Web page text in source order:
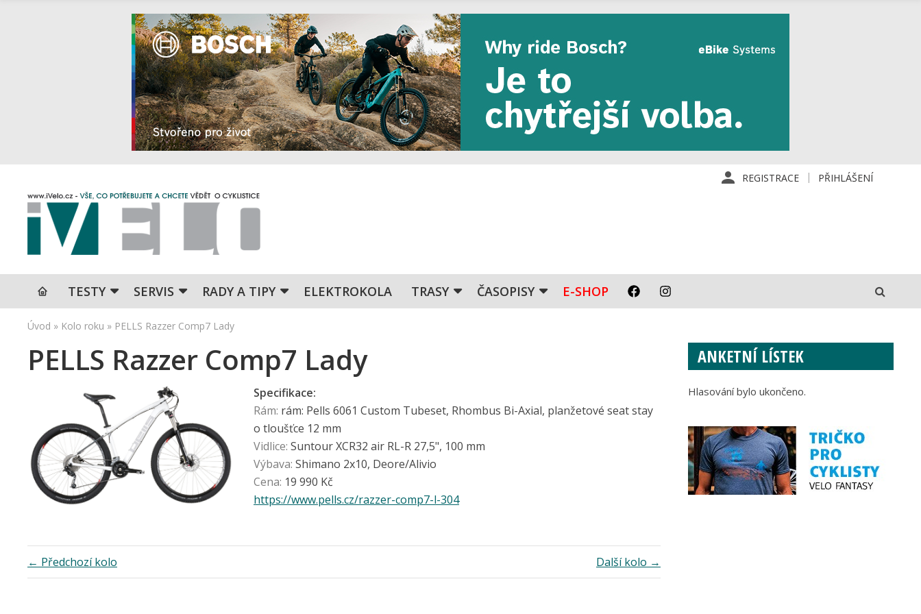
REGISTRACE PŘIHLÁŠENÍ
TESTY SERVIS RADY A TIPY ELEKTROKOLA TRASY ČASOPISY E-SHOP
Úvod » Kolo roku » PELLS Razzer Comp7 Lady
PELLS Razzer Comp7 Lady
Specifikace:
Rám: rám: Pells 6061 Custom Tubeset, Rhombus Bi-Axial, planžetové seat stay
o tloušťce 12 mm
Vidlice: Suntour XCR32 air RL-R 27,5", 100 mm
Výbava: Shimano 2x10, Deore/Alivio
Cena: 19 990 Kč
https://www.pells.cz/razzer-comp7-l-304
← Předchozí kolo Další kolo →
ANKETNÍ LÍSTEK
Hlasování bylo ukončeno.